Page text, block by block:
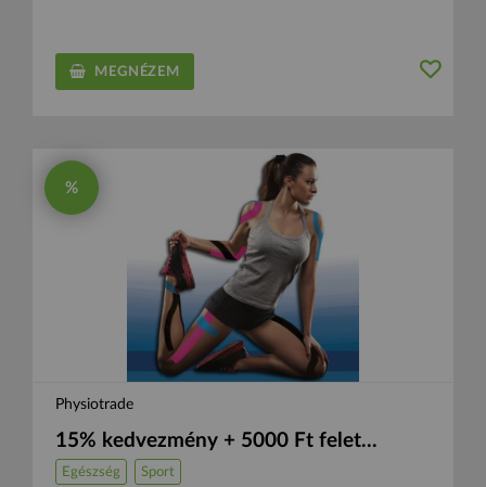
MEGNÉZEM
%
Physiotrade
15% kedvezmény + 5000 Ft felet...
Egészség Sport